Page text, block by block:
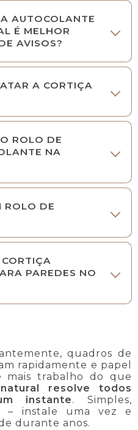
AUTOCOLANTE
É MELHOR
AVISOS?
A CORTIÇA
ROLO DE
NA
ROLO DE
PAREDES NO
quadros de
rapidamente e papel
mais trabalho do que
resolve todos
instante. Simples,
– instale uma vez e
durante anos.